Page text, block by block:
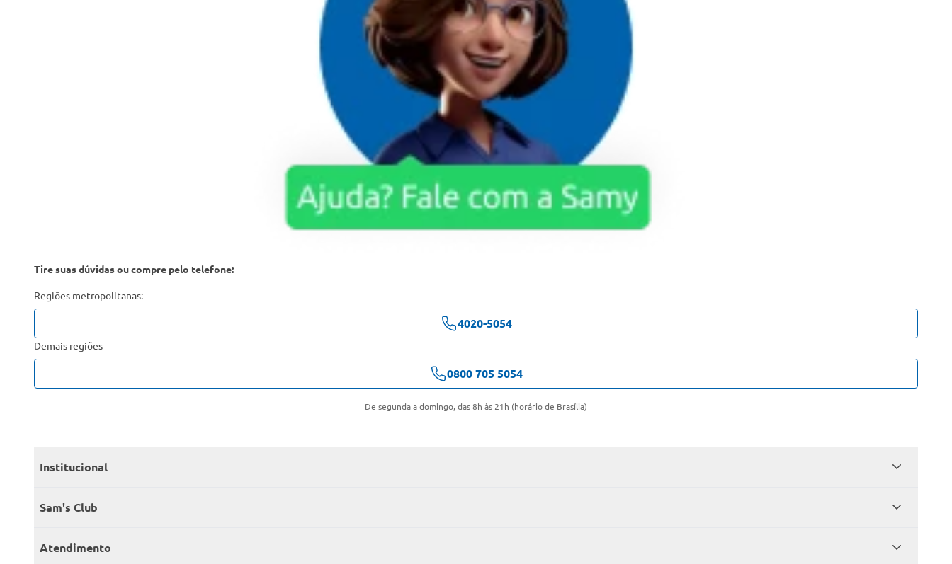
Tire suas dúvidas ou compre pelo telefone:
Regiões metropolitanas:
4020-5054
Demais regiões
0800 705 5054
De segunda a domingo, das 8h às 21h (horário de Brasília)
Institucional
Quem somos
Sam's Club
Seja sócio
Atendimento